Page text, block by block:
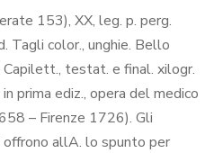
153), XX, leg. p. perg.
Tagli color., unghie. Bello
Capilett., testat. e final. xilogr.
prima ediz., opera del medico
– Firenze 1726). Gli
allA. lo spunto per